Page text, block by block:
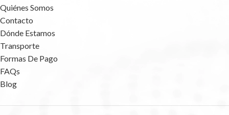
Quiénes Somos
Contacto
Dónde Estamos
Transporte
Formas De Pago
FAQs
Blog